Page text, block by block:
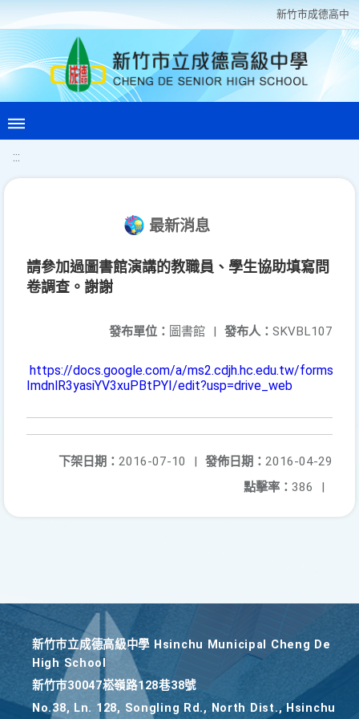
新竹巿成德高中
:::
最新消息
請參加過圖書館演講的教職員、學生協助填寫問
卷調查。謝謝
發布人： SKVBL107
發布單位： 圖書館 |
https://docs.google.com/a/ms2.cdjh.hc.edu.tw/forms/d/
ImdnlR3yasiYV3xuPBtPYI/edit?usp=drive_web
發佈日期： 2016-04-29
下架日期： 2016-07-10
|
點擊率： 386 |
新竹巿立成德高級中學 Hsinchu Municipal Cheng De
High School
新竹巿30047崧嶺路128巷38號
No.38, Ln. 128, Songling Rd., North Dist., Hsinchu